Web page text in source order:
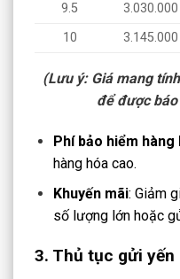
9.5
3.030.000
10
3.145.000
(Lưu ý: Giá mang
để được
Phí bảo hiểm hàng
hàng hóa cao.
Khuyến mãi: Giảm
số lượng lớn hoặc
3. Thủ tục gửi